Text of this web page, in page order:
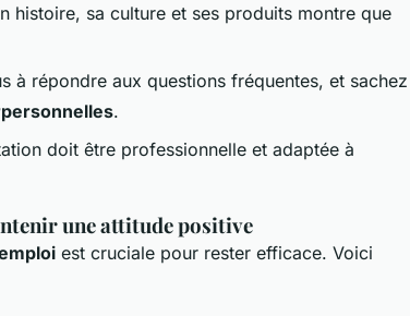
histoire, sa culture et ses produits montre que
à répondre aux questions fréquentes, et sachez
.
doit être professionnelle et adaptée à
une attitude positive
est cruciale pour rester efficace. Voici